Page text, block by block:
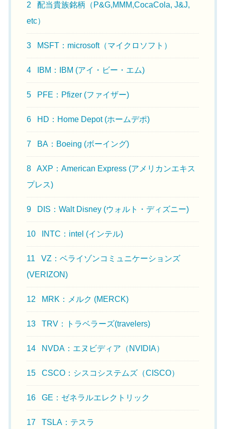
2
配当貴族銘柄（P&G,MMM,CocaCola, J&J,
etc）
3 MSFT：microsoft（マイクロソフト）
4 IBM：IBM (アイ・ビー・エム)
5 PFE：Pfizer (ファイザー)
6 HD：Home Depot (ホームデポ)
7 BA：Boeing (ボーイング)
8
AXP：American Express (アメリカンエキス
プレス)
9 DIS：Walt Disney (ウォルト・ディズニー)
10 INTC：intel (インテル)
11
VZ：ベライゾンコミュニケーションズ
(VERIZON)
12 MRK：メルク (MERCK)
13 TRV：トラベラーズ(travelers)
14 NVDA：エヌビディア（NVIDIA）
15 CSCO：シスコシステムズ（CISCO）
16 GE：ゼネラルエレクトリック
17 TSLA：テスラ